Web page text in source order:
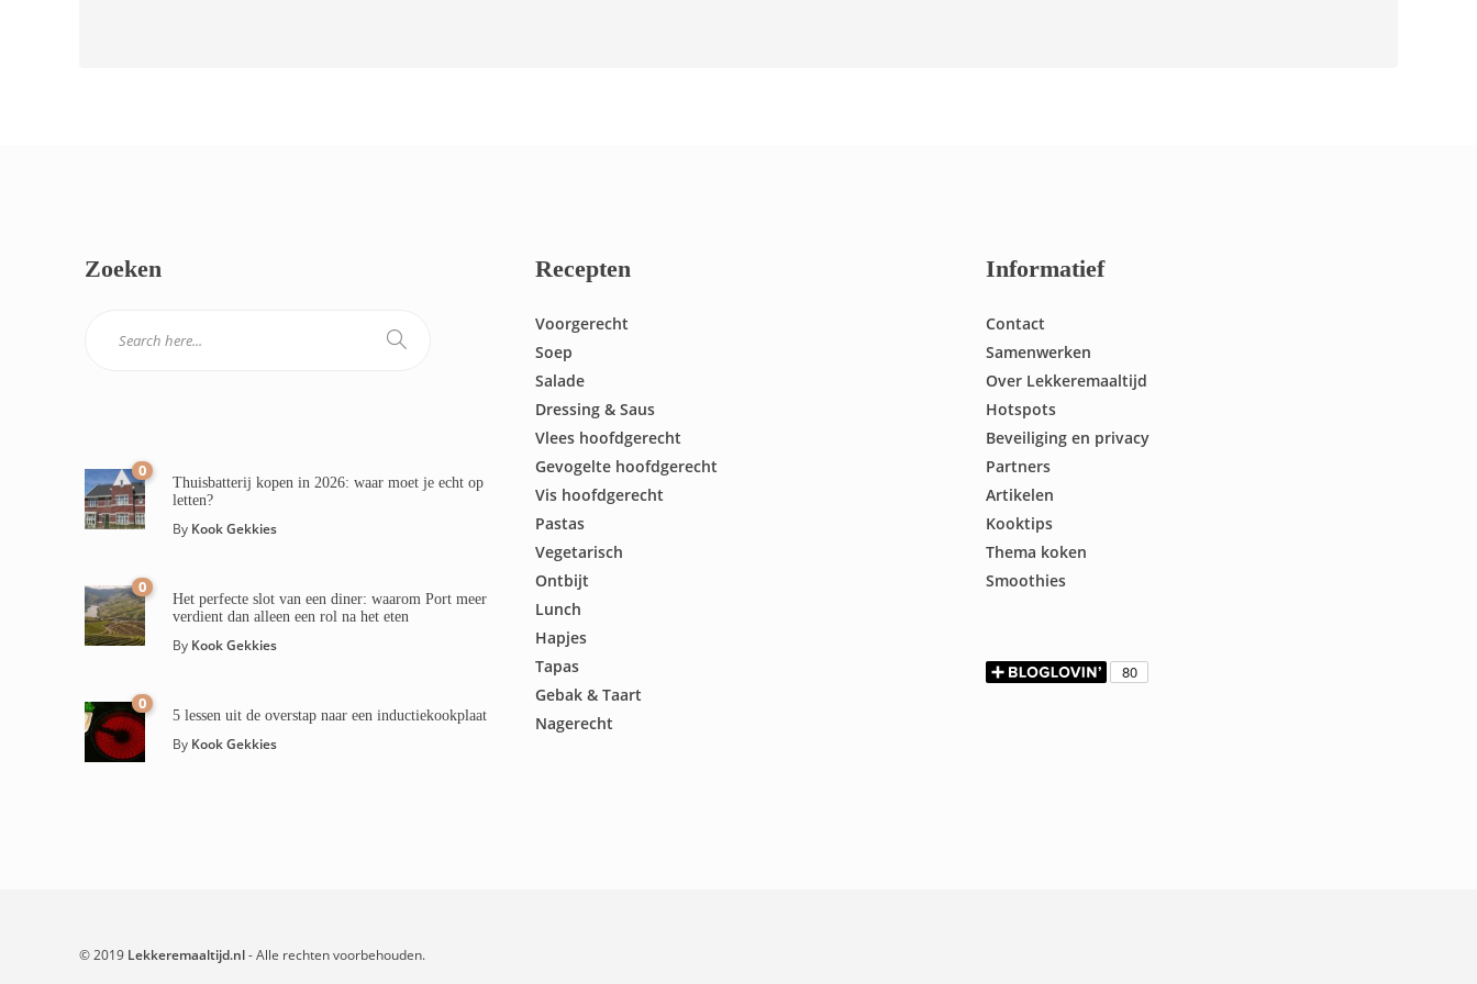
Zoeken
0
Thuisbatterij kopen in 2026: waar moet je echt op
letten?
By Kook Gekkies
0
Het perfecte slot van een diner: waarom Port meer
verdient dan alleen een rol na het eten
By Kook Gekkies
0
5 lessen uit de overstap naar een inductiekookplaat
By Kook Gekkies
Recepten
Voorgerecht
Soep
Salade
Dressing & Saus
Vlees hoofdgerecht
Gevogelte hoofdgerecht
Vis hoofdgerecht
Pastas
Vegetarisch
Ontbijt
Lunch
Hapjes
Tapas
Gebak & Taart
Nagerecht
Informatief
Contact
Samenwerken
Over Lekkeremaaltijd
Hotspots
Beveiliging en privacy
Partners
Artikelen
Kooktips
Thema koken
Smoothies
© 2019 Lekkeremaaltijd.nl- Alle rechten voorbehouden.